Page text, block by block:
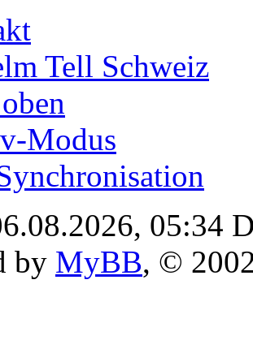
Tell Schweiz
Modus
05:34
by MyBB, ©